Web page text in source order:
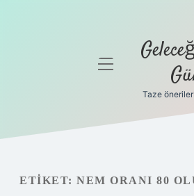
Gizlilik
Yasal Uyarı
menüyü
Taze
ETIKET: NEM ORANI 80